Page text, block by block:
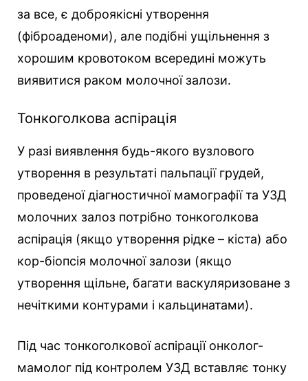
за все, є доброякісні утворення
(фіброаденоми), але подібні ущільнення з
хорошим кровотоком всередині можуть
виявитися раком молочної залози.
Тонкоголкова аспірація
У разі виявлення будь-якого вузлового
утворення в результаті пальпації грудей,
проведеної діагностичної мамографії та УЗД
молочних залоз потрібно тонкоголкова
аспірація (якщо утворення рідке – кіста) або
кор-біопсія молочної залози (якщо
утворення щільне, багати васкуляризоване з
нечіткими контурами і кальцинатами).
Під час тонкоголкової аспірації онколог-
мамолог під контролем УЗД вставляє тонку